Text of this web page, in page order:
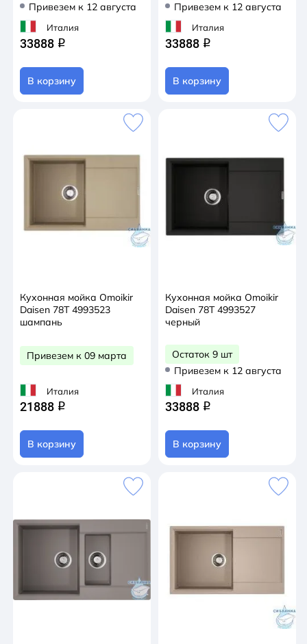
Привезем к 12 августа
Италия
33888 q
В корзину
Привезем к 12 августа
Италия
33888 q
В корзину
Кухонная мойка Omoikir
Daisen 78T 4993523
шампань
Привезем к 09 марта
Италия
21888 q
В корзину
Кухонная мойка Omoikir
Daisen 78T 4993527
черный
Остаток 9 шт
Привезем к 12 августа
Италия
33888 q
В корзину